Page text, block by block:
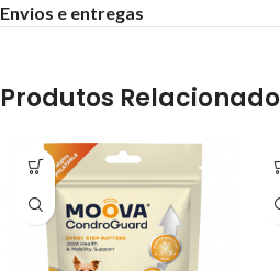
Envios e entregas
Produtos